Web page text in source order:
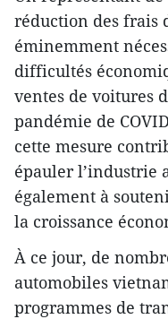
réduction des frais
éminemment
difficultés
ventes de voitures
pandémie de
cette mesure
épauler l’industrie
également à
la croissance
À ce jour, de
automobiles
programmes de